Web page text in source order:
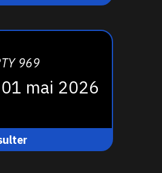
969
mai 2026